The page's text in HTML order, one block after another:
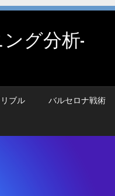
グ分析-
リブル
バルセロナ戦術